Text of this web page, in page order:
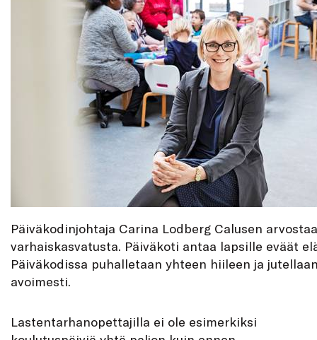
Päiväkodinjohtaja Carina Lodberg Calusen arvostaa
varhaiskasvatusta. Päiväkoti antaa lapsille eväät
Päiväkodissa puhalletaan yhteen hiileen ja
avoimesti.
Lastentarhanopettajilla ei ole esimerkiksi